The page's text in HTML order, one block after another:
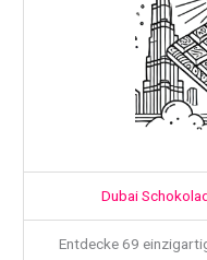
Dubai
Entdecke 69